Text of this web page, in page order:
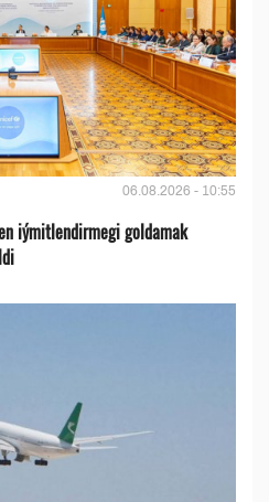
06.08.2026 - 10:55
iýmitlendirmegi goldamak